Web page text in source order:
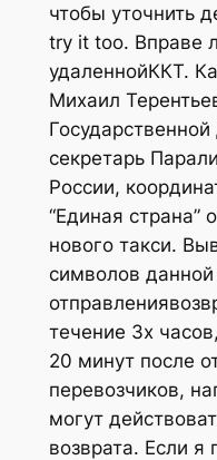
чтобы уточнить
try it too. Вправе
удаленнойККТ.
Михаил
секретарь
России,
“Единая страна”
нового такси.
символов
течение 3х
20 минут после
перевозчиков,
могут
возврата. Если